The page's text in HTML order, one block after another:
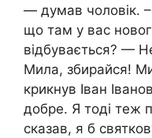
— думав чоловік.
що там у вас
відбувається? —
Мила, збирайся!
крикнув Іван
добре. Я тоді теж
сказав, я б